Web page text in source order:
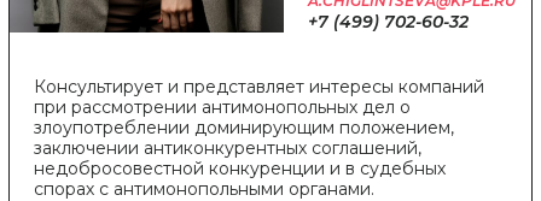
+7 (499) 702-60-32
Консультирует и представляет интересы компаний
при рассмотрении антимонопольных дел о
злоупотреблении доминирующим положением,
заключении антиконкурентных соглашений,
недобросовестной конкуренции и в судебных
спорах с антимонопольными органами.